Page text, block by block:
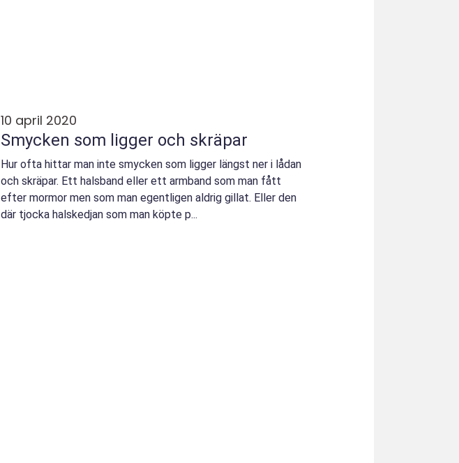
10 april 2020
Smycken som ligger och skräpar
Hur ofta hittar man inte smycken som ligger längst ner i lådan
och skräpar. Ett halsband eller ett armband som man fått
efter mormor men som man egentligen aldrig gillat. Eller den
där tjocka halskedjan som man köpte p...